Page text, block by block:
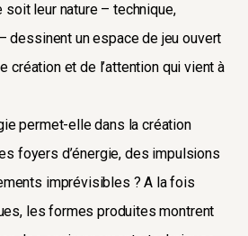
leur nature – technique,
dessinent un espace de jeu ouvert
création et de l’attention qui vient à
permet-elle dans la création
foyers d’énergie, des impulsions
imprévisibles ? A la fois
les formes produites montrent